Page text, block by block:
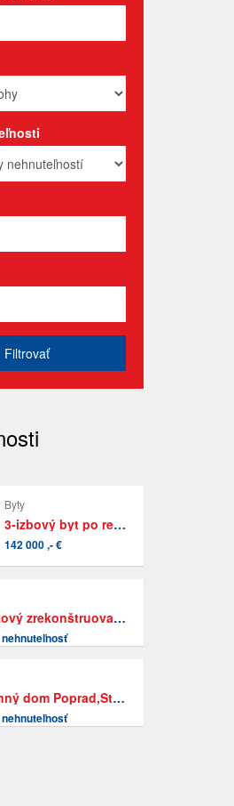
Filtrovať
Byty
3-izbový byt po rekonštrukcii vo vyhľadávanej lokalite v širšom centre Popradu
142 000 ,- €
Na predaj 2.izbový zrekonštruovaný byt s vlatným kúrením v Poprade-Kvetnici
nehnuteľnosť
Na predaj rodinný dom Poprad,Staré ihrisko
nehnuteľnosť